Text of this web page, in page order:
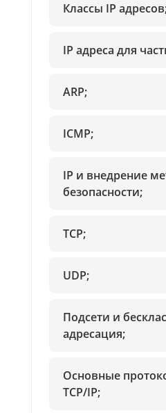
Классы IP
IP адреса для
ARP;
ICMP;
IP и внедрение
безопасности;
TCP;
UDP;
Подсети и
адресация;
Основные
TCP/IP;